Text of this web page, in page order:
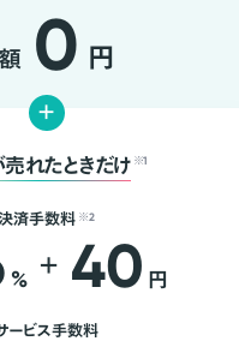
0 円
+
れたときだけ ※1
済手数料 ※2
% + 40 円
ービス手数料